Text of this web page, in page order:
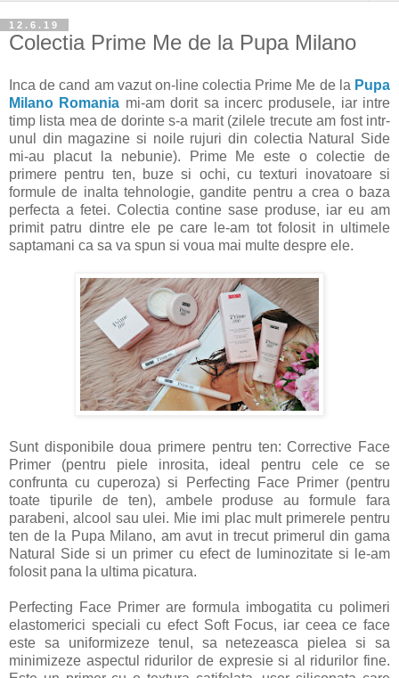
12.6.19
Colectia Prime Me de la Pupa Milano
Inca de cand am vazut on-line colectia Prime Me de la Pupa
Milano Romania mi-am dorit sa incerc produsele, iar intre
timp lista mea de dorinte s-a marit (zilele trecute am fost intr-
unul din magazine si noile rujuri din colectia Natural Side
mi-au placut la nebunie). Prime Me este o colectie de
primere pentru ten, buze si ochi, cu texturi inovatoare si
formule de inalta tehnologie, gandite pentru a crea o baza
perfecta a fetei. Colectia contine sase produse, iar eu am
primit patru dintre ele pe care le-am tot folosit in ultimele
saptamani ca sa va spun si voua mai multe despre ele.
Sunt disponibile doua primere pentru ten: Corrective Face
Primer (pentru piele inrosita, ideal pentru cele ce se
confrunta cu cuperoza) si Perfecting Face Primer (pentru
toate tipurile de ten), ambele produse au formule fara
parabeni, alcool sau ulei. Mie imi plac mult primerele pentru
ten de la Pupa Milano, am avut in trecut primerul din gama
Natural Side si un primer cu efect de luminozitate si le-am
folosit pana la ultima picatura.
Perfecting Face Primer are formula imbogatita cu polimeri
elastomerici speciali cu efect Soft Focus, iar ceea ce face
este sa uniformizeze tenul, sa netezeasca pielea si sa
minimizeze aspectul ridurilor de expresie si al ridurilor fine.